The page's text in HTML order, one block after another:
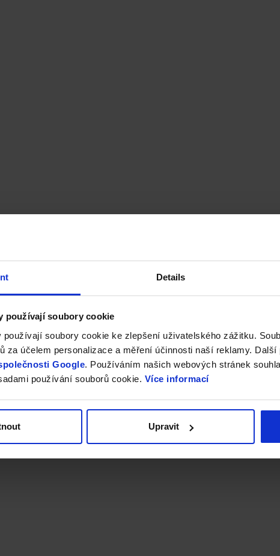
Details
používají soubory cookie
používají soubory cookie ke zlepšení uživatelského zážitku.
za účelem personalizace a měření účinnosti naší reklamy. Další
Google. Používáním našich webových stránek
používání souborů cookie. Více informací
Upravit